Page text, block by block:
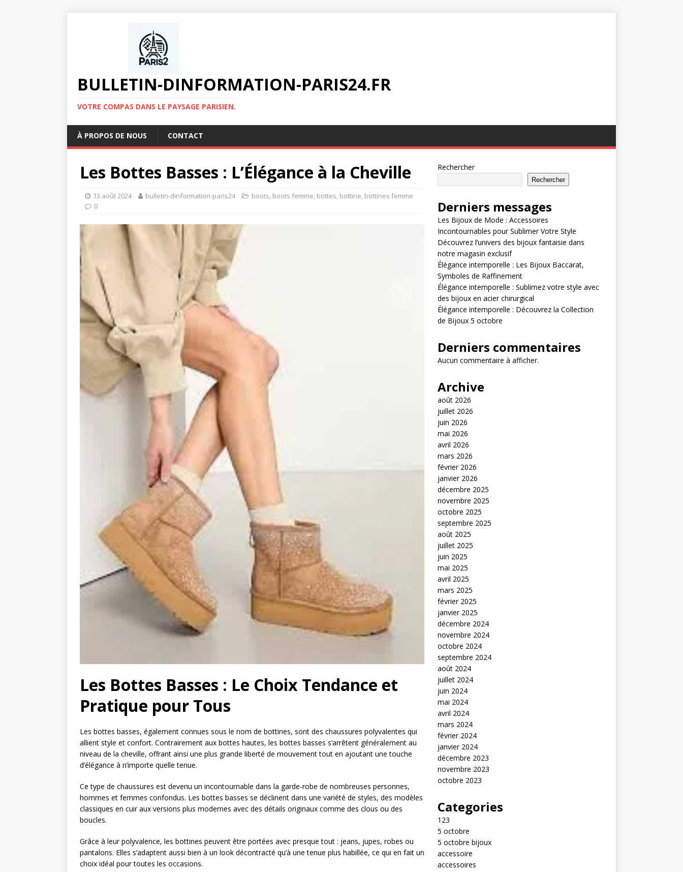
BULLETIN-DINFORMATION-PARIS24.FR
VOTRE COMPAS DANS LE PAYSAGE PARISIEN.
À PROPOS DE NOUS CONTACT
Les Bottes Basses : L’Élégance à la Cheville
13 août 2024 bulletin-dinformation-paris24 boots, boots femme, bottes, bottine, bottines femme
0
Les Bottes Basses : Le Choix Tendance et
Pratique pour Tous
Les bottes basses, également connues sous le nom de bottines, sont des chaussures polyvalentes qui
allient style et confort. Contrairement aux bottes hautes, les bottes basses s’arrêtent généralement au
niveau de la cheville, offrant ainsi une plus grande liberté de mouvement tout en ajoutant une touche
d’élégance à n’importe quelle tenue.
Ce type de chaussures est devenu un incontournable dans la garde-robe de nombreuses personnes,
hommes et femmes confondus. Les bottes basses se déclinent dans une variété de styles, des modèles
classiques en cuir aux versions plus modernes avec des détails originaux comme des clous ou des
boucles.
Grâce à leur polyvalence, les bottines peuvent être portées avec presque tout : jeans, jupes, robes ou
pantalons. Elles s’adaptent aussi bien à un look décontracté qu’à une tenue plus habillée, ce qui en fait un
choix idéal pour toutes les occasions.
Rechercher
Rechercher
Derniers messages
Les Bijoux de Mode : Accessoires
Incontournables pour Sublimer Votre Style
Découvrez l’univers des bijoux fantaisie dans
notre magasin exclusif
Élégance intemporelle : Les Bijoux Baccarat,
Symboles de Raffinement
Élégance intemporelle : Sublimez votre style avec
des bijoux en acier chirurgical
Élégance intemporelle : Découvrez la Collection
de Bijoux 5 octobre
Derniers commentaires
Aucun commentaire à afficher.
Archive
août 2026
juillet 2026
juin 2026
mai 2026
avril 2026
mars 2026
février 2026
janvier 2026
décembre 2025
novembre 2025
octobre 2025
septembre 2025
août 2025
juillet 2025
juin 2025
mai 2025
avril 2025
mars 2025
février 2025
janvier 2025
décembre 2024
novembre 2024
octobre 2024
septembre 2024
août 2024
juillet 2024
juin 2024
mai 2024
avril 2024
mars 2024
février 2024
janvier 2024
décembre 2023
novembre 2023
octobre 2023
Categories
123
5 octobre
5 octobre bijoux
accessoire
accessoires